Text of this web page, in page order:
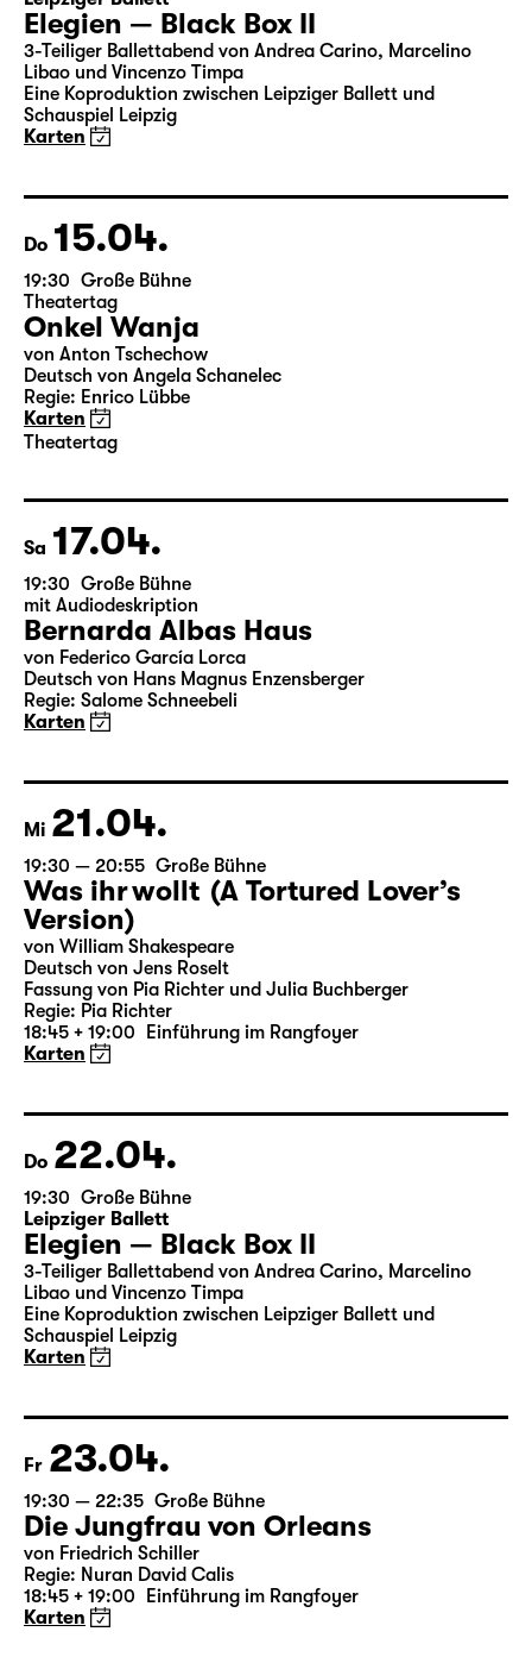
Mi 14.04.
19:30 Große Bühne
Leipziger Ballett
Elegien — Black Box II
3-Teiliger Ballettabend von Andrea Carino, Marcelino
Schauspiel Leipzig
Karten
Do 15.04.
19:30 Große Bühne
Theatertag
Onkel Wanja
von Anton Tschechow
Karten
Theatertag
Sa 17.04.
19:30 Große Bühne
mit Audiodeskription
Bernarda Albas Haus
Regie: Salome Schneebeli
Karten
Mi 21.04.
19:30 — 20:55 Große Bühne
Was ihr wollt (A Tortured Lover’s
Version)
von William Shakespeare
Deutsch von Jens Roselt
18:45 + 19:00 Einführung im Rangfoyer
Karten
Do 22.04.
19:30 Große Bühne
Leipziger Ballett
Elegien — Black Box II
3-Teiliger Ballettabend von Andrea Carino, Marcelino
Schauspiel Leipzig
Karten
Fr 23.04.
19:30 — 22:35 Große Bühne
Die Jungfrau von Orleans